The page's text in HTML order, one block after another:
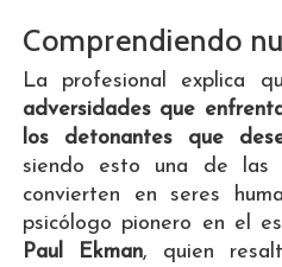
Comprendiendo
La profesional explica
adversidades que
los detonantes que
siendo esto una de las
convierten en seres
psicólogo pionero en el
Paul Ekman, quien